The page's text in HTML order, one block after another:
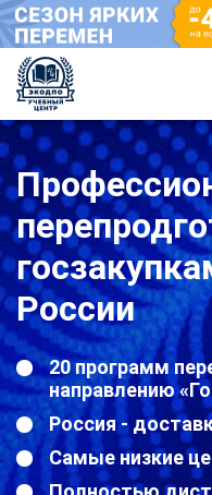
России
20 программ
направлению
Россия -
Самые низкие